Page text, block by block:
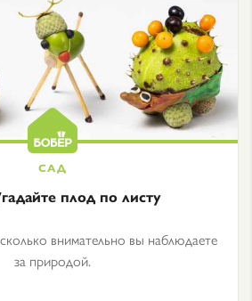
плод по листу
внимательно вы наблюдаете
за природой.